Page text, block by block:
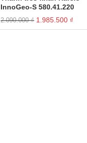
4.070.000 ₫.là:
InnoGeo-S 580.41.220
2.090.000₫ Giá
gốc
1.985.500 ₫
hiện